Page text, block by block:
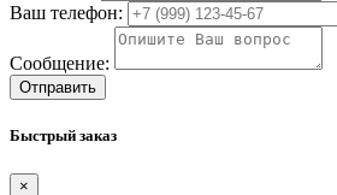
Ваш телефон:
Сообщение:
Отправить
Быстрый заказ
×